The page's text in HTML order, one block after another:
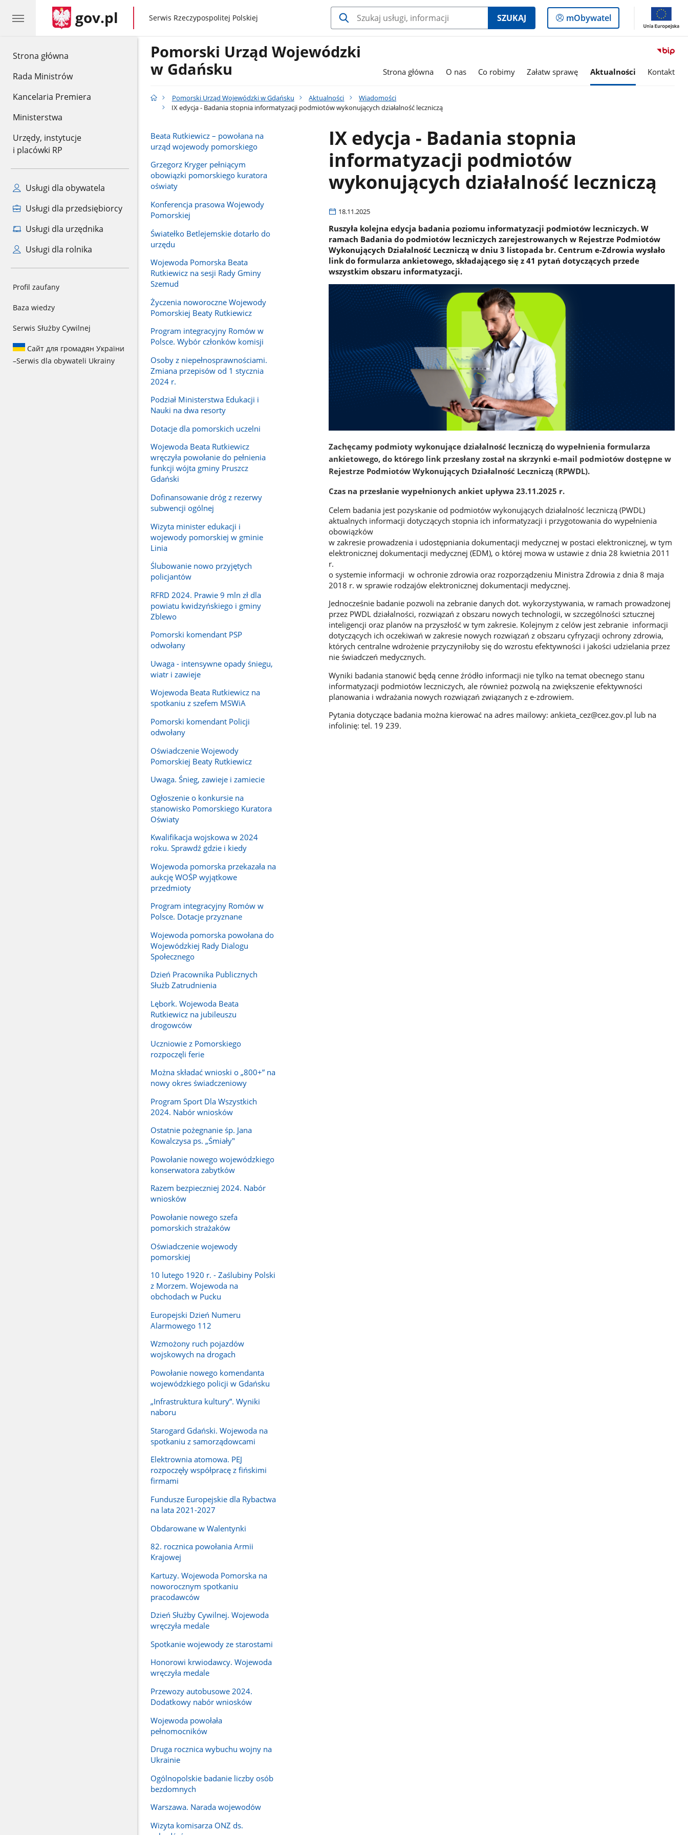
Strona główna
Rada Ministrów
Kancelaria Premiera
Ministerstwa
Urzędy, instytucje
i placówki RP
Usługi dla obywatela
Usługi dla przedsiębiorcy
Usługi dla urzędnika
Usługi dla rolnika
Profil zaufany
Baza wiedzy
Serwis Służby Cywilnej
Сайт для громадян України
–Serwis dla obywateli Ukrainy
gov.pl gov.pl
Serwis Rzeczypospolitej Polskiej SZUKAJ
Logowanie
do
mObywatel
Pomorski Urząd Wojewódzki
w Gdańsku
Strona główna O nas Co robimy Załatw sprawę Aktualności Kontakt
Pomorski Urząd Wojewódzki w Gdańsku Aktualności
Wiadomości
IX edycja - Badania stopnia informatyzacji podmiotów wykonujących działalność leczniczą
Beata Rutkiewicz – powołana na
urząd wojewody pomorskiego
Grzegorz Kryger pełniącym
obowiązki pomorskiego kuratora
oświaty
Konferencja prasowa Wojewody
Pomorskiej
Światełko Betlejemskie dotarło do
urzędu
Wojewoda Pomorska Beata
Rutkiewicz na sesji Rady Gminy
Szemud
Życzenia noworoczne Wojewody
Pomorskiej Beaty Rutkiewicz
Program integracyjny Romów w
Polsce. Wybór członków komisji
Osoby z niepełnosprawnościami.
Zmiana przepisów od 1 stycznia
2024 r.
Podział Ministerstwa Edukacji i
Nauki na dwa resorty
Dotacje dla pomorskich uczelni
Wojewoda Beata Rutkiewicz
wręczyła powołanie do pełnienia
funkcji wójta gminy Pruszcz
Gdański
Dofinansowanie dróg z rezerwy
subwencji ogólnej
Wizyta minister edukacji i
wojewody pomorskiej w gminie
Linia
Ślubowanie nowo przyjętych
policjantów
RFRD 2024. Prawie 9 mln zł dla
powiatu kwidzyńskiego i gminy
Zblewo
Pomorski komendant PSP
odwołany
Uwaga - intensywne opady śniegu,
wiatr i zawieje
Wojewoda Beata Rutkiewicz na
spotkaniu z szefem MSWiA
Pomorski komendant Policji
odwołany
Oświadczenie Wojewody
Pomorskiej Beaty Rutkiewicz
Uwaga. Śnieg, zawieje i zamiecie
Ogłoszenie o konkursie na
stanowisko Pomorskiego Kuratora
Oświaty
Kwalifikacja wojskowa w 2024
roku. Sprawdź gdzie i kiedy
Wojewoda pomorska przekazała na
aukcję WOŚP wyjątkowe
przedmioty
Program integracyjny Romów w
Polsce. Dotacje przyznane
Wojewoda pomorska powołana do
Wojewódzkiej Rady Dialogu
Społecznego
Dzień Pracownika Publicznych
Służb Zatrudnienia
Lębork. Wojewoda Beata
Rutkiewicz na jubileuszu
drogowców
Uczniowie z Pomorskiego
rozpoczęli ferie
Można składać wnioski o „800+” na
nowy okres świadczeniowy
Program Sport Dla Wszystkich
2024. Nabór wniosków
Ostatnie pożegnanie śp. Jana
Kowalczysa ps. „Śmiały"
Powołanie nowego wojewódzkiego
konserwatora zabytków
Razem bezpieczniej 2024. Nabór
wniosków
Powołanie nowego szefa
pomorskich strażaków
Oświadczenie wojewody
pomorskiej
10 lutego 1920 r. - Zaślubiny Polski
z Morzem. Wojewoda na
obchodach w Pucku
Europejski Dzień Numeru
Alarmowego 112
Wzmożony ruch pojazdów
wojskowych na drogach
Powołanie nowego komendanta
wojewódzkiego policji w Gdańsku
„Infrastruktura kultury”. Wyniki
naboru
Starogard Gdański. Wojewoda na
spotkaniu z samorządowcami
Elektrownia atomowa. PEJ
rozpoczęły współpracę z fińskimi
firmami
Fundusze Europejskie dla Rybactwa
na lata 2021-2027
Obdarowane w Walentynki
82. rocznica powołania Armii
Krajowej
Kartuzy. Wojewoda Pomorska na
noworocznym spotkaniu
pracodawców
Dzień Służby Cywilnej. Wojewoda
wręczyła medale
Spotkanie wojewody ze starostami
Honorowi krwiodawcy. Wojewoda
wręczyła medale
Przewozy autobusowe 2024.
Dodatkowy nabór wniosków
Wojewoda powołała
pełnomocników
Druga rocznica wybuchu wojny na
Ukrainie
Ogólnopolskie badanie liczby osób
bezdomnych
Warszawa. Narada wojewodów
Wizyta komisarza ONZ ds.
IX edycja - Badania stopnia
informatyzacji podmiotów
wykonujących działalność leczniczą
18.11.2025
Ruszyła kolejna edycja badania poziomu informatyzacji podmiotów leczniczych. W
ramach Badania do podmiotów leczniczych zarejestrowanych w Rejestrze Podmiotów
Wykonujących Działalność Leczniczą w dniu 3 listopada br. Centrum e-Zdrowia wysłało
link do formularza ankietowego, składającego się z 41 pytań dotyczących przede
wszystkim obszaru informatyzacji.
Zachęcamy podmioty wykonujące działalność leczniczą do wypełnienia formularza
ankietowego, do którego link przesłany został na skrzynki e-mail podmiotów dostępne w
Rejestrze Podmiotów Wykonujących Działalność Leczniczą (RPWDL).
Czas na przesłanie wypełnionych ankiet upływa 23.11.2025 r.
Celem badania jest pozyskanie od podmiotów wykonujących działalność leczniczą (PWDL)
aktualnych informacji dotyczących stopnia ich informatyzacji i przygotowania do wypełnienia
obowiązków
w zakresie prowadzenia i udostępniania dokumentacji medycznej w postaci elektronicznej, w tym
elektronicznej dokumentacji medycznej (EDM), o której mowa w ustawie z dnia 28 kwietnia 2011
r.
o systemie informacji w ochronie zdrowia oraz rozporządzeniu Ministra Zdrowia z dnia 8 maja
2018 r. w sprawie rodzajów elektronicznej dokumentacji medycznej.
Jednocześnie badanie pozwoli na zebranie danych dot. wykorzystywania, w ramach prowadzonej
przez PWDL działalności, rozwiązań z obszaru nowych technologii, w szczególności sztucznej
inteligencji oraz planów na przyszłość w tym zakresie. Kolejnym z celów jest zebranie informacji
dotyczących ich oczekiwań w zakresie nowych rozwiązań z obszaru cyfryzacji ochrony zdrowia,
których centralne wdrożenie przyczyniłoby się do wzrostu efektywności i jakości udzielania przez
nie świadczeń medycznych.
Wyniki badania stanowić będą cenne źródło informacji nie tylko na temat obecnego stanu
informatyzacji podmiotów leczniczych, ale również pozwolą na zwiększenie efektywności
planowania i wdrażania nowych rozwiązań związanych z e-zdrowiem.
Pytania dotyczące badania można kierować na adres mailowy: ankieta_cez@cez.gov.pl lub na
infolinię: tel. 19 239.